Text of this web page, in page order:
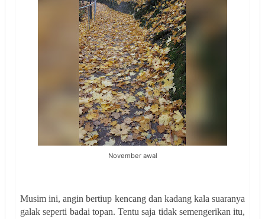
November awal
Musim ini, angin bertiup kencang dan kadang kala suaranya
galak seperti badai topan. Tentu saja tidak semengerikan itu,